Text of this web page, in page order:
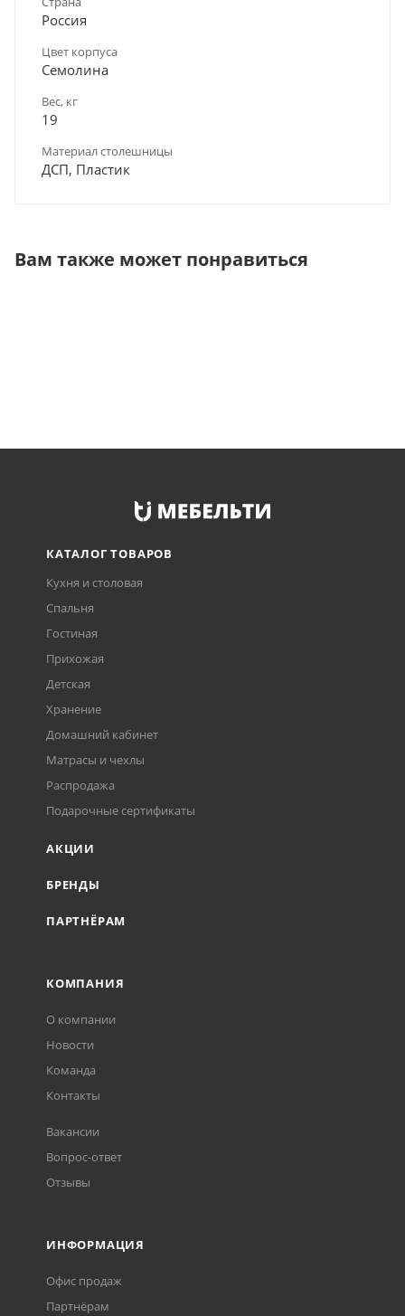
Россия
Цвет корпуса
Семолина
Вес, кг
19
Материал столешницы
ДСП, Пластик
Вам также может понравиться
КАТАЛОГ ТОВАРОВ
Кухня и столовая
Спальня
Гостиная
Прихожая
Детская
Хранение
Домашний кабинет
Матрасы и чехлы
Распродажа
Подарочные сертификаты
АКЦИИ
БРЕНДЫ
ПАРТНЁРАМ
КОМПАНИЯ
О компании
Новости
Команда
Контакты
Вакансии
Вопрос-ответ
Отзывы
ИНФОРМАЦИЯ
Офис продаж
Партнёрам